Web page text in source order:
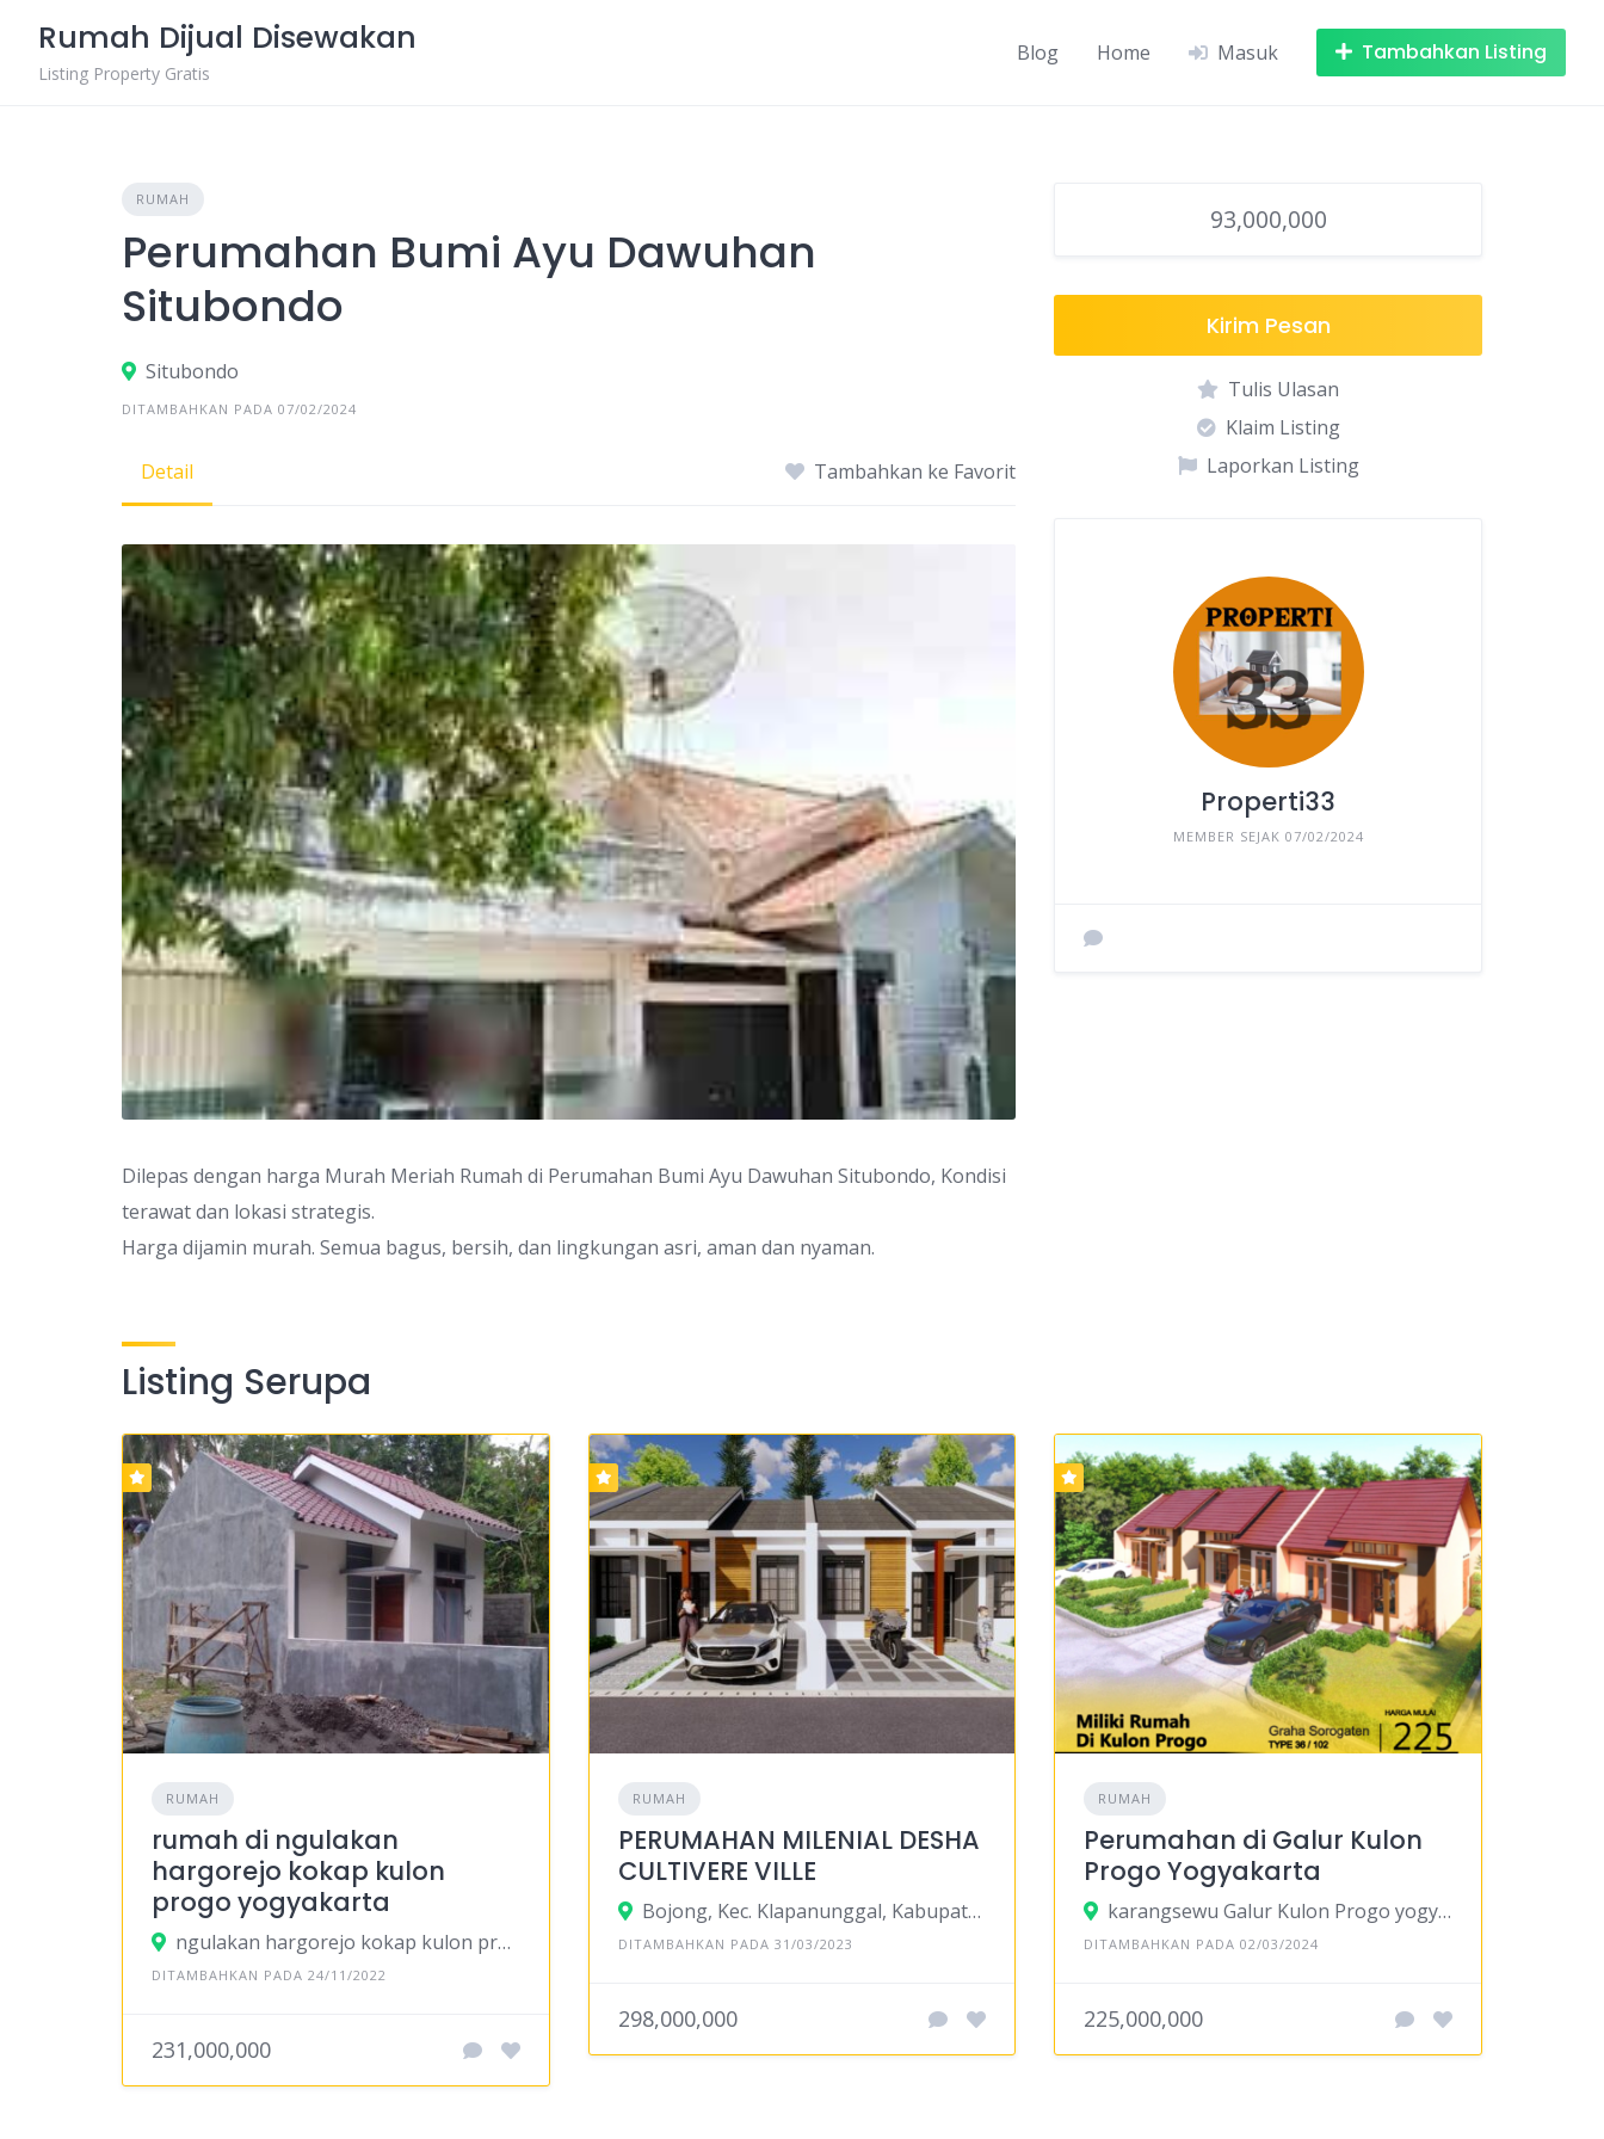
content
Rumah Dijual Disewakan
Listing Property Gratis
Blog Home Masuk Tambahkan Listing
RUMAH
Perumahan Bumi Ayu Dawuhan
Situbondo
Situbondo
DITAMBAHKAN PADA 07/02/2024
Detail Tambahkan ke Favorit
Dilepas dengan harga Murah Meriah Rumah di Perumahan Bumi Ayu Dawuhan Situbondo, Kondisi
terawat dan lokasi strategis.
Harga dijamin murah. Semua bagus, bersih, dan lingkungan asri, aman dan nyaman.
93,000,000
Kirim Pesan
Tulis Ulasan
Klaim Listing
Laporkan Listing
Properti33
MEMBER SEJAK 07/02/2024
Listing Serupa
RUMAH
rumah di ngulakan
hargorejo kokap kulon
progo yogyakarta
ngulakan hargorejo kokap kulon progo yogyakarta
DITAMBAHKAN PADA 24/11/2022
231,000,000
RUMAH
PERUMAHAN MILENIAL DESHA
CULTIVERE VILLE
Bojong, Kec. Klapanunggal, Kabupaten Bogor, Jawa Barat 16710
DITAMBAHKAN PADA 31/03/2023
298,000,000
RUMAH
Perumahan di Galur Kulon
Progo Yogyakarta
karangsewu Galur Kulon Progo yogyakarta
DITAMBAHKAN PADA 02/03/2024
225,000,000